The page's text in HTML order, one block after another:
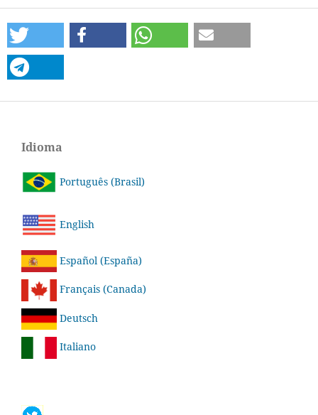
Idioma
Português (Brasil)
English
Español (España)
Français (Canada)
Deutsch
Italiano